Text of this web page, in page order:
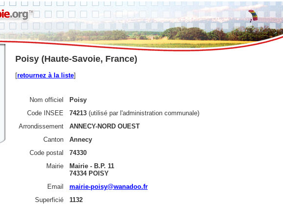
Poisy (Haute-Savoie, France)
[retournez à la liste]
Nom officiel
Poisy
Code INSEE
74213 (utilisé par l'administration communale)
Arrondissement
ANNECY-NORD OUEST
Canton
Annecy
Code postal
74330
Mairie
Mairie - B.P. 11
74334 POISY
Email
mairie-poisy@wanadoo.fr
Superficié
1132